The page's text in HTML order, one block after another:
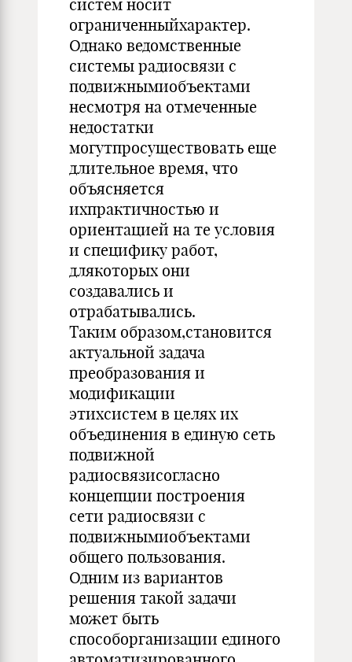
систем носит
ограниченныйхарактер.
Однако ведомственные
системы радиосвязи с
подвижнымиобъектами
несмотря на отмеченные
недостатки
могутпросуществовать еще
длительное время, что
объясняется
ихпрактичностью и
ориентацией на те условия
и специфику работ,
длякоторых они
создавались и
отрабатывались.
Таким образом,становится
актуальной задача
преобразования и
модификации
этихсистем в целях их
объединения в единую сеть
подвижной
радиосвязисогласно
концепции построения
сети радиосвязи с
подвижнымиобъектами
общего пользования.
Одним из вариантов
решения такой задачи
может быть
способорганизации единого